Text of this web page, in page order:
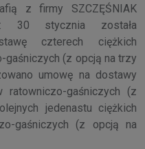
z firmy SZCZĘŚNIAK
30 stycznia została
czterech ciężkich
(z opcją na trzy
umowę na dostawy
ratowniczo-gaśniczych (z
jedenastu ciężkich
gaśniczych (z opcją na